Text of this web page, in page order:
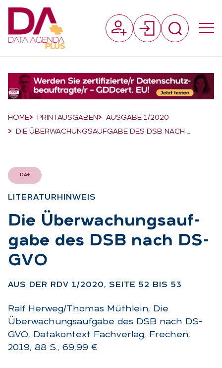
Breadcrumb-Navigation
HOME PRINTAUSGABEN
AUSGABE 1/2020
DIE ÜBERWACHUNGSAUFGABE DES DSB NACH …
DA+
LI­TE­RA­TUR­HIN­WEIS
:Die Über­wa­chungs­auf­
ga­be des DSB nach DS-
GVO
AUS DER RDV 1/2020, SEI­TE 52 BIS 53
Ralf Herweg/Thomas Müthlein, Die
Überwachungsaufgabe des DSB nach DS-
GVO, Datakontext Fachverlag, Frechen,
2019, 88 S., 69,99 €